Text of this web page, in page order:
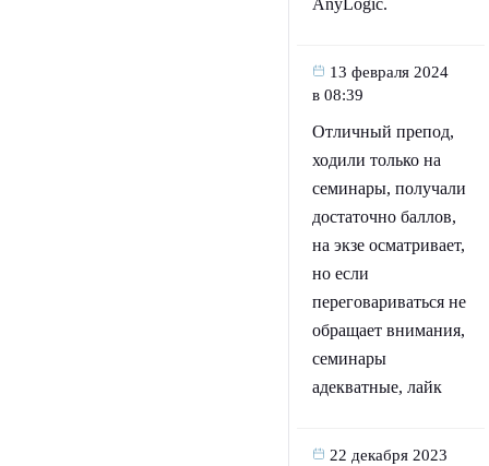
AnyLogic.
13 февраля 2024
в 08:39
Отличный препод,
ходили только на
семинары, получали
достаточно баллов,
на экзе осматривает,
но если
переговариваться не
обращает внимания,
семинары
адекватные, лайк
22 декабря 2023